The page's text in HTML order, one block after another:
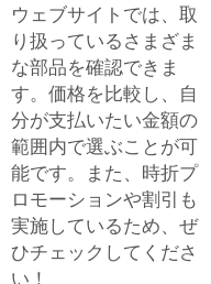
ウェブサイトでは、取
り扱っているさまざま
な部品を確認できま
す。価格を比較し、自
分が支払いたい金額の
範囲内で選ぶことが可
能です。また、時折プ
ロモーションや割引も
実施しているため、ぜ
ひチェックしてくださ
い！